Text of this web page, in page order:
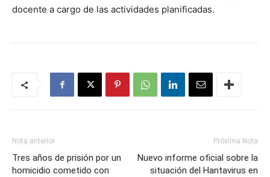
docente a cargo de las actividades planificadas.
Nota anterior
Tres años de prisión por un
homicidio cometido con
Próxima Nota
Nuevo informe oficial sobre la
situación del Hantavirus en